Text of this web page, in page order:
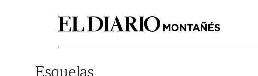
Esquelas